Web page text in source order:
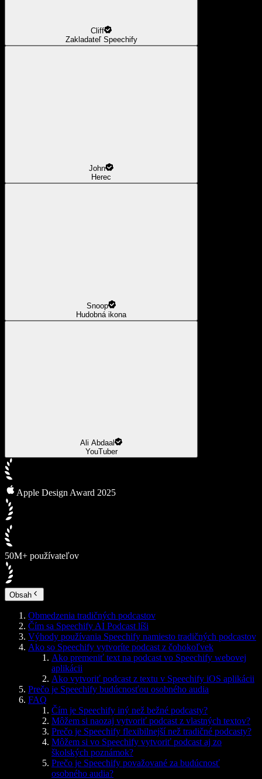
Cliff
Zakladateľ Speechify
John
Herec
Snoop
Hudobná ikona
Ali Abdaal
YouTuber
Apple Design Award 2025
50M+ používateľov
Obsah
Obmedzenia tradičných podcastov
Čím sa Speechify AI Podcast líši
Výhody používania Speechify namiesto tradičných podcastov
Ako so Speechify vytvoríte podcast z čohokoľvek
Ako premeniť text na podcast vo Speechify webovej
aplikácii
Ako vytvoriť podcast z textu v Speechify iOS aplikácii
Prečo je Speechify budúcnosťou osobného audia
FAQ
Čím je Speechify iný než bežné podcasty?
Môžem si naozaj vytvoriť podcast z vlastných textov?
Prečo je Speechify flexibilnejší než tradičné podcasty?
Môžem si vo Speechify vytvoriť podcast aj zo
školských poznámok?
Prečo je Speechify považované za budúcnosť
osobného audia?